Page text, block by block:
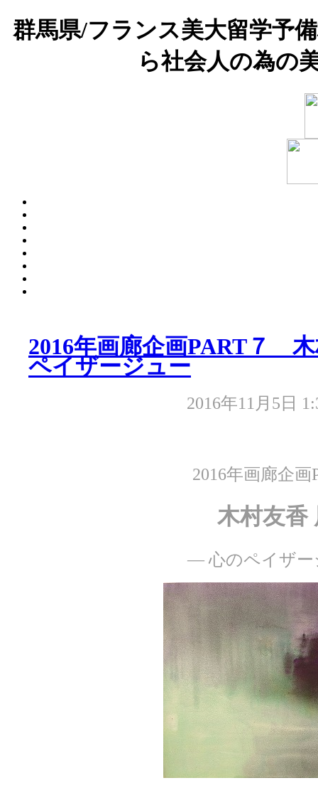
群馬県/フランス美大留学予
ら社会人の為の
2016年画廊企画PART７
ペイザージュー
2016年11月5日
2016年画廊企画
木村友香
— 心のペイザー